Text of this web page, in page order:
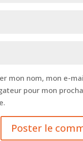
mon nom, mon e-
pour mon